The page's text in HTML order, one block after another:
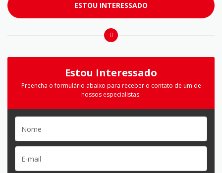
ESTOU INTERESSADO
Estou Interessado
Preencha o formulário abaixo para receber o contato de um de
nossos especialistas: